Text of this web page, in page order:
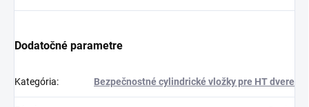
Dodatočné parametre
Kategória: Bezpečnostné cylindrické vložky pre HT dvere